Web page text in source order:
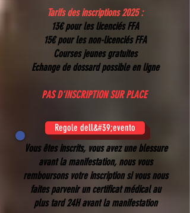
Tarifs des inscriptions 2025 :
13€ pour les licenciés FFA
15€ pour les non-licenciés FFA
Courses jeunes gratuites
Echange de dossard possible en ligne
PAS D'INSCRIPTION SUR PLACE
Regole dell&#39;evento
Vous êtes inscrits, vous avez une blessure
avant la manifestation, nous vous
remboursons votre inscription si vous nous
faites parvenir un certificat médical au
plus tard 24H avant la manifestation